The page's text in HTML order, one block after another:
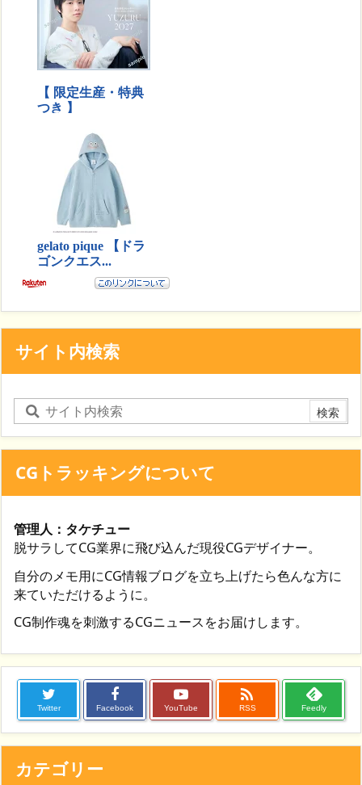
サイト内検索
CGトラッキングについて
管理人：タケチュー
脱サラしてCG業界に飛び込んだ現役CGデザイナー。
自分のメモ用にCG情報ブログを立ち上げたら色んな方に
来ていただけるように。
CG制作魂を刺激するCGニュースをお届けします。
Twitter Facebook YouTube

RSS Feedly
カテゴリー